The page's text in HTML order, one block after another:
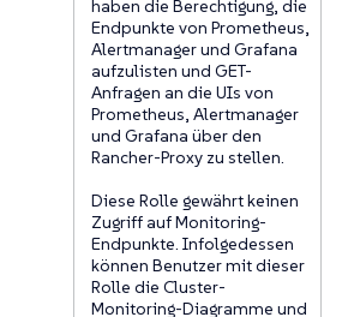
haben die Berechtigung, die
Endpunkte von Prometheus,
Alertmanager und Grafana
aufzulisten und GET-
Anfragen an die UIs von
Prometheus, Alertmanager
und Grafana über den
Rancher-Proxy zu stellen.
Diese Rolle gewährt keinen
Zugriff auf Monitoring-
Endpunkte. Infolgedessen
können Benutzer mit dieser
Rolle die Cluster-
Monitoring-Diagramme und